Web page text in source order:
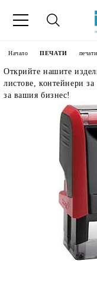
Начало ПЕЧАТИ
Открийте нашите
листове, контейнери
за вашия бизнес!